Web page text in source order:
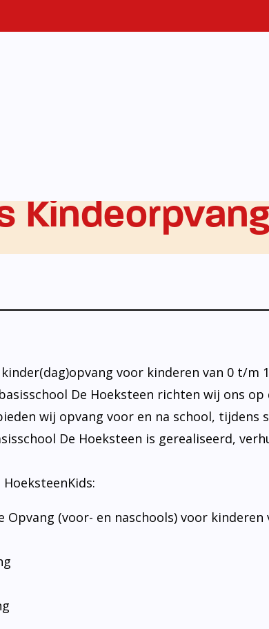
voor kinderen van 0 t/m
De Hoeksteen richten wij ons
wij opvang voor en na school, tijdens
De Hoeksteen is gerealiseerd,
Opvang (voor- en naschools) voor kinderen